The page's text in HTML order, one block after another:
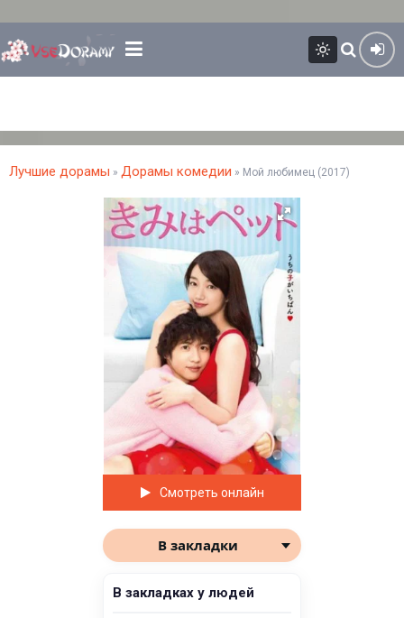
Лучшие дорамы » Дорамы комедии » Мой любимец (2017)
Смотреть онлайн
В закладки
В закладках у людей